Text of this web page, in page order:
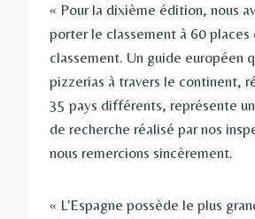
« Pour la dixième édition, nous
porter le classement à 60 places
classement. Un guide européen
pizzerias à travers le continent,
35 pays différents, représente
de recherche réalisé par nos
nous remercions sincèrement.
« L'Espagne possède le plus